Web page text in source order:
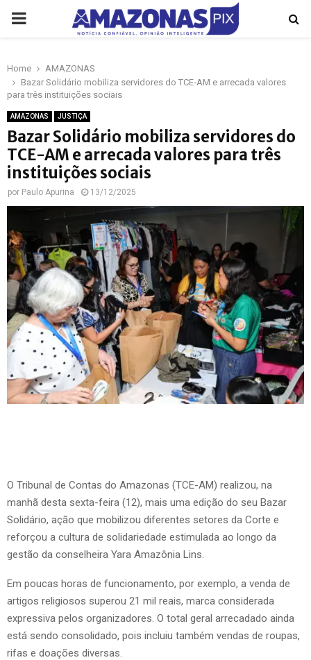
PRIMARY
Home
AMAZONAS
Bazar Solidário mobiliza servidores do TCE-AM e arrecada valores
para três instituições sociais
AMAZONAS JUSTIÇA
Bazar Solidário mobiliza servidores do
TCE-AM e arrecada valores para três
instituições sociais
por Paulo Apurina 13/12/2025
O Tribunal de Contas do Amazonas (TCE-AM) realizou, na
manhã desta sexta-feira (12), mais uma edição do seu Bazar
Solidário, ação que mobilizou diferentes setores da Corte e
reforçou a cultura de solidariedade estimulada ao longo da
gestão da conselheira Yara Amazônia Lins.
Em poucas horas de funcionamento, por exemplo, a venda de
artigos religiosos superou 21 mil reais, marca considerada
expressiva pelos organizadores. O total geral arrecadado ainda
está sendo consolidado, pois incluiu também vendas de roupas,
rifas e doações diversas.